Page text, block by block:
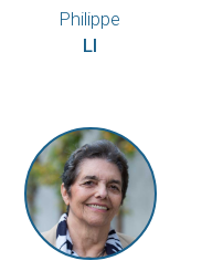
Philippe
LI